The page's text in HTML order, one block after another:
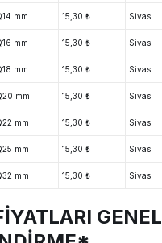
mm 15,30 ₺ Sivas
mm 15,30 ₺ Sivas
mm 15,30 ₺ Sivas
mm 15,30 ₺ Sivas
mm 15,30 ₺ Sivas
mm 15,30 ₺ Sivas
mm 15,30 ₺ Sivas
GENEL